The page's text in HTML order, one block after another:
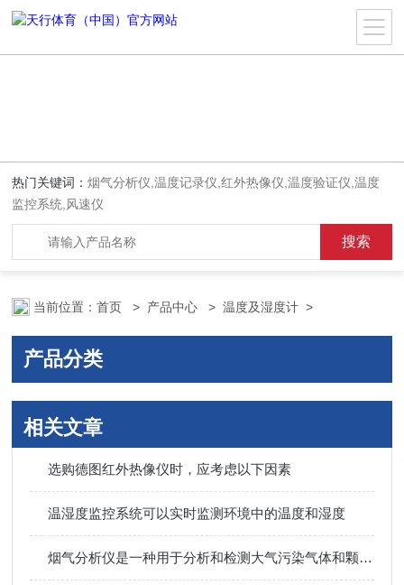
热门关键词：烟气分析仪,温度记录仪,红外热像仪,温度验证仪,温度
监控系统,风速仪
当前位置：首页 > 产品中心 >温度及湿度计 >
产品分类
相关文章
选购德图红外热像仪时，应考虑以下因素
温湿度监控系统可以实时监测环境中的温度和湿度
烟气分析仪是一种用于分析和检测大气污染气体和颗粒物的设备